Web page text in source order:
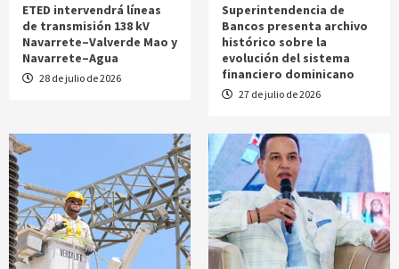
ETED intervendrá líneas
de transmisión 138 kV
Navarrete–Valverde Mao y
Navarrete–Agua
28 de julio de 2026
Superintendencia de
Bancos presenta archivo
histórico sobre la
evolución del sistema
financiero dominicano
27 de julio de 2026